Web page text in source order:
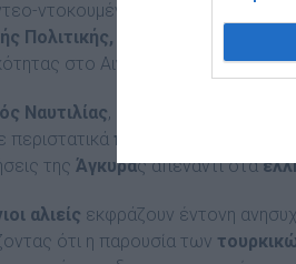
ντοκουμέντο έρχεται στο
Πολιτικής, Βασίλη Κικίλια
στο Αιγαίο.
Ναυτιλίας, κατά την
περιστατικά παράνομης αλιείας
της Άγκυρας απέναντι στα
αλιείς εκφράζουν έντονη
ότι η παρουσία των